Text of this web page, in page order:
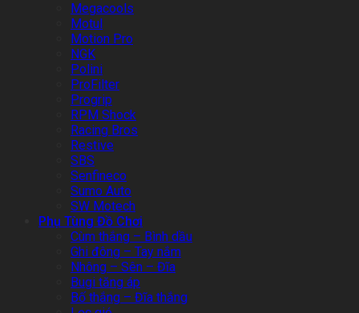
Megacools
Motul
Motion Pro
NGK
Polini
ProFilter
Progrip
RPM Shock
Racing Bros
Restive
SBS
Senfineco
Sumo Auto
SW Motech
Phụ Tùng Đồ Chơi
Cùm thắng – Bình dầu
Ghi đông – Tay nắm
Nhông – Sên – Đĩa
Bugi tăng áp
Bố thắng – Đĩa thắng